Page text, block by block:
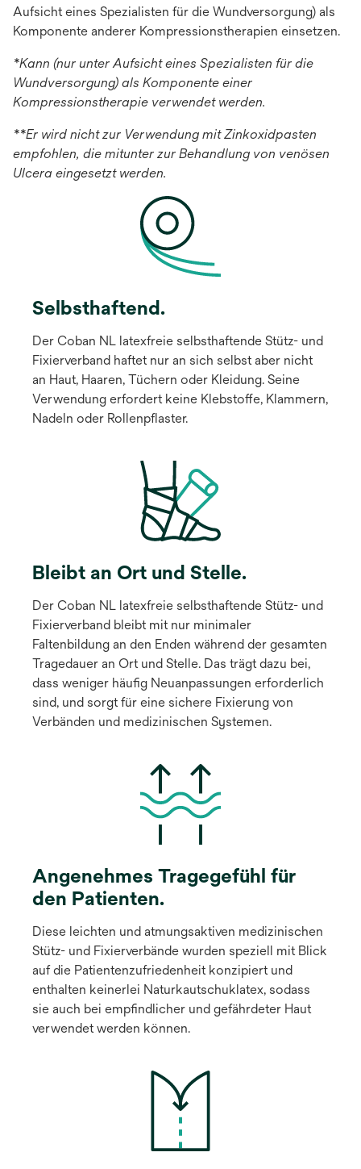
Aufsicht eines Spezialisten für die Wundversorgung) als
Komponente anderer Kompressionstherapien einsetzen.
*Kann (nur unter Aufsicht eines Spezialisten für die
Wundversorgung) als Komponente einer
Kompressionstherapie verwendet werden.
**Er wird nicht zur Verwendung mit Zinkoxidpasten
empfohlen, die mitunter zur Behandlung von venösen
Ulcera eingesetzt werden.
Selbsthaftend.
Der Coban NL latexfreie selbsthaftende Stütz- und
Fixierverband haftet nur an sich selbst aber nicht
an Haut, Haaren, Tüchern oder Kleidung. Seine
Verwendung erfordert keine Klebstoffe, Klammern,
Nadeln oder Rollenpflaster.
Bleibt an Ort und Stelle.
Der Coban NL latexfreie selbsthaftende Stütz- und
Fixierverband bleibt mit nur minimaler
Faltenbildung an den Enden während der gesamten
Tragedauer an Ort und Stelle. Das trägt dazu bei,
dass weniger häufig Neuanpassungen erforderlich
sind, und sorgt für eine sichere Fixierung von
Verbänden und medizinischen Systemen.
Angenehmes Tragegefühl für
den Patienten.
Diese leichten und atmungsaktiven medizinischen
Stütz- und Fixierverbände wurden speziell mit Blick
auf die Patientenzufriedenheit konzipiert und
enthalten keinerlei Naturkautschuklatex, sodass
sie auch bei empfindlicher und gefährdeter Haut
verwendet werden können.